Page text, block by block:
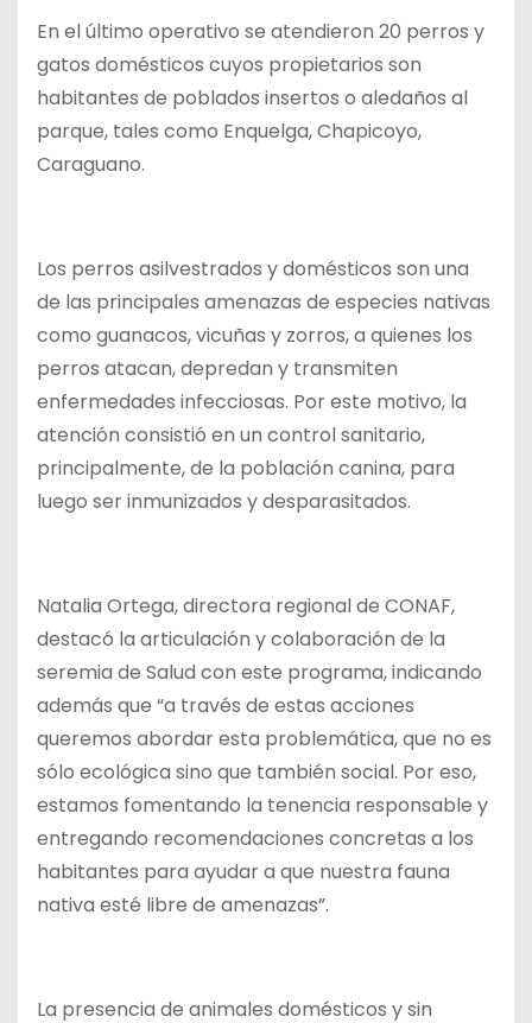
En el último operativo se atendieron 20 perros y
gatos domésticos cuyos propietarios son
habitantes de poblados insertos o aledaños al
parque, tales como Enquelga, Chapicoyo,
Caraguano.
Los perros asilvestrados y domésticos son una
de las principales amenazas de especies nativas
como guanacos, vicuñas y zorros, a quienes los
perros atacan, depredan y transmiten
enfermedades infecciosas. Por este motivo, la
atención consistió en un control sanitario,
principalmente, de la población canina, para
luego ser inmunizados y desparasitados.
Natalia Ortega, directora regional de CONAF,
destacó la articulación y colaboración de la
seremia de Salud con este programa, indicando
además que “a través de estas acciones
queremos abordar esta problemática, que no es
sólo ecológica sino que también social. Por eso,
estamos fomentando la tenencia responsable y
entregando recomendaciones concretas a los
habitantes para ayudar a que nuestra fauna
nativa esté libre de amenazas”.
La presencia de animales domésticos y sin